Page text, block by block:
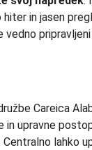
in jasen
pripravljeni
Careica
in upravne
lahko